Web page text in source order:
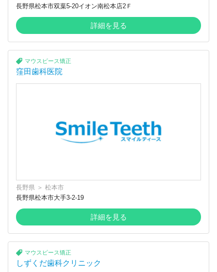
長野県松本市双葉5-20イオン南松本店2Ｆ
詳細を見る
マウスピース矯正
窪田歯科医院
長野県 ＞ 松本市
長野県松本市大手3-2-19
詳細を見る
マウスピース矯正
しずくだ歯科クリニック